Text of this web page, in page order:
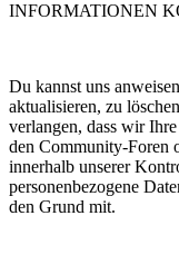
INFORMATIONEN
Du kannst uns
aktualisieren, zu
verlangen, dass wir
den Community-Foren
innerhalb unserer
personenbezogene
den Grund mit.